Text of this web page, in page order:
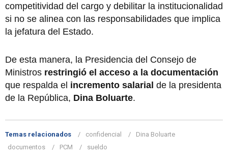
competitividad del cargo y debilitar la institucionalidad
si no se alinea con las responsabilidades que implica
la jefatura del Estado.
De esta manera, la Presidencia del Consejo de
Ministros restringió el acceso a la documentación
que respalda el incremento salarial de la presidenta
de la República, Dina Boluarte.
Temas relacionados confidencial
Dina Boluarte
documentos
PCM sueldo